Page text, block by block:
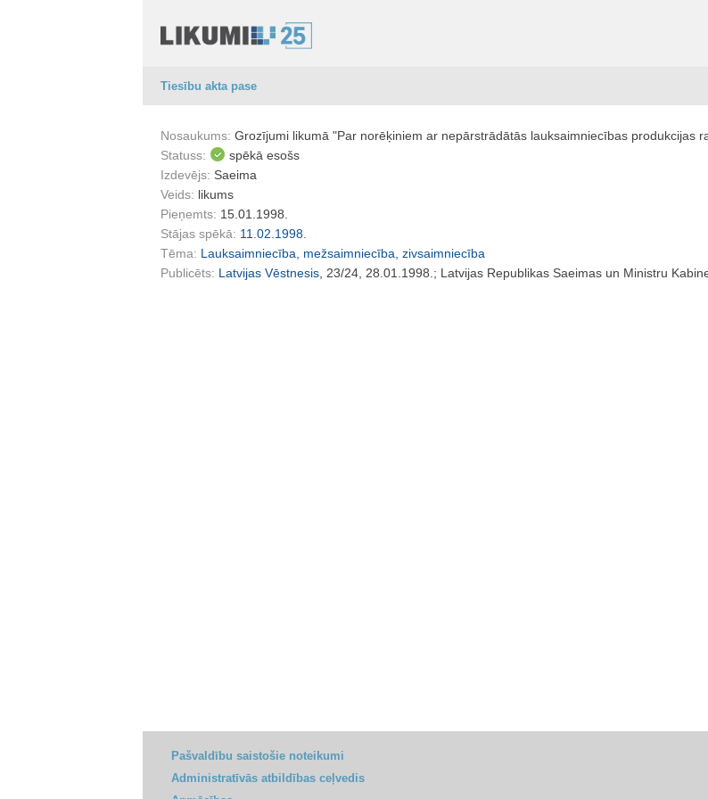
Tiesību akta pase
Nosaukums: Grozījumi likumā "Par norēķiniem ar nepārstrādātās lauksaimniecības produkcijas
Statuss:
spēkā esošs
Izdevējs: Saeima
Veids: likums
Pieņemts: 15.01.1998.
Stājas spēkā: 11.02.1998.
Tēma: Lauksaimniecība, mežsaimniecība, zivsaimniecība
Publicēts: Latvijas Vēstnesis , 23/24, 28.01.1998.; Latvijas Republikas Saeimas un Ministru
Pašvaldību saistošie noteikumi
Administratīvās atbildības ceļvedis